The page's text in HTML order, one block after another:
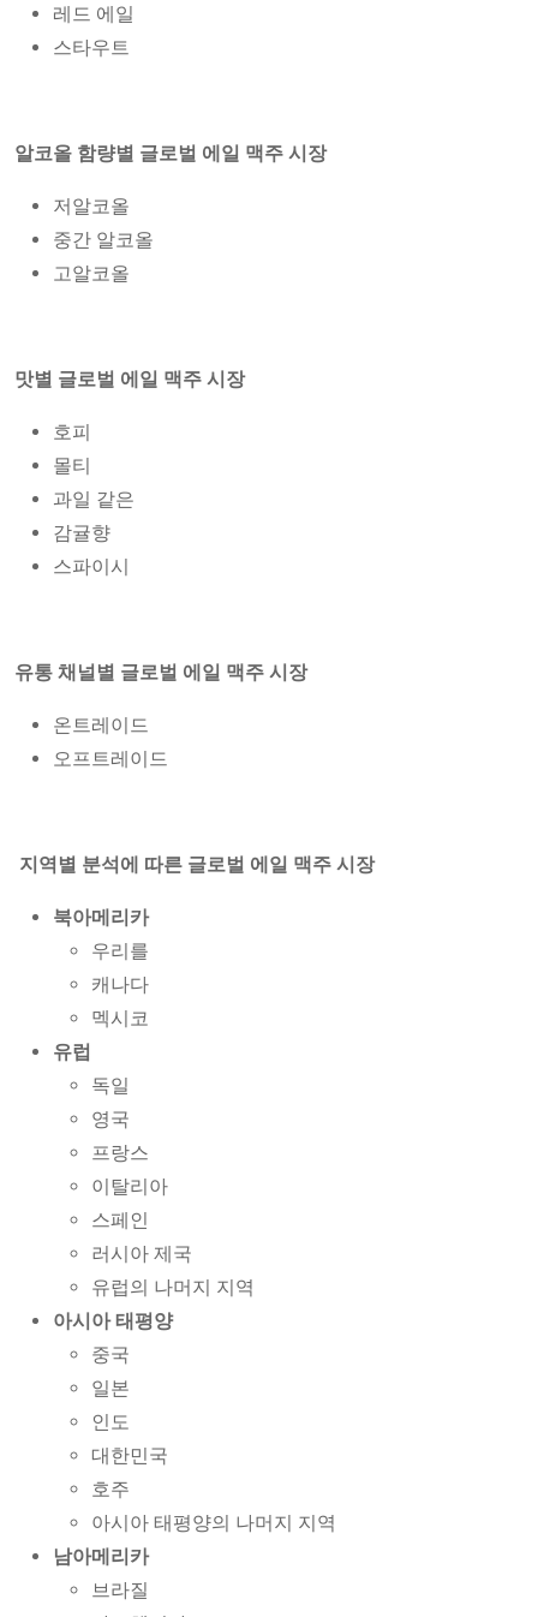
레드 에일
스타우트
알코올 함량별 글로벌 에일 맥주 시장
저알코올
중간 알코올
고알코올
맛별 글로벌 에일 맥주 시장
호피
몰티
과일 같은
감귤향
스파이시
유통 채널별 글로벌 에일 맥주 시장
온트레이드
오프트레이드
지역별 분석에 따른 글로벌 에일 맥주 시장
북아메리카
우리를
캐나다
멕시코
유럽
독일
영국
프랑스
이탈리아
스페인
러시아 제국
유럽의 나머지 지역
아시아 태평양
중국
일본
인도
대한민국
호주
아시아 태평양의 나머지 지역
남아메리카
브라질